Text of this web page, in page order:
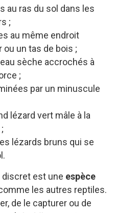
au ras du sol dans les
;
au même endroit
ou un tas de bois ;
sèche accrochés à
;
par un minuscule
lézard vert mâle à la
lézards bruns qui se
discret est une espèce
les autres reptiles.
de le capturer ou de